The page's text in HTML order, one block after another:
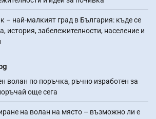
– най-малкият град в България: къде се
история, забележителности, население и
волан по поръчка, ръчно изработен за
още сега
на волан на място – възможно ли е